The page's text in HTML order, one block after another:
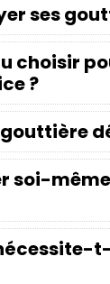
ses
choisir
?
soi-